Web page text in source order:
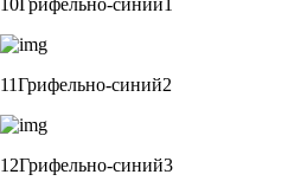
11Грифельно-синий2
12Грифельно-синий3